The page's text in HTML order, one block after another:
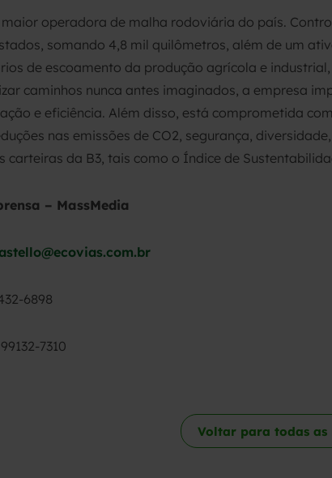
operadora de malha rodoviária do país.
somando 4,8 mil quilômetros, além de um
de escoamento da produção agrícola e
caminhos nunca antes imaginados, a empresa
e eficiência. Além disso, está comprometida
nas emissões de CO2, segurança,
carteiras da B3, tais como o Índice de
– MassMedia
6898
7310
Voltar para todas as